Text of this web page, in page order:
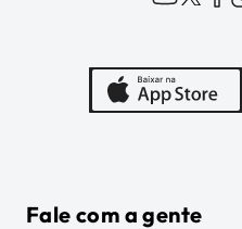
Fale com a gente